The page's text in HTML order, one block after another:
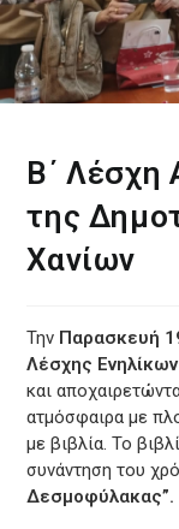
Β΄ Λέσχη
της
Χανίων
Την Παρασκευή
Λέσχης
και
ατμόσφαιρα με
με βιβλία. Το
συνάντηση του
Δεσμοφύλακας”.